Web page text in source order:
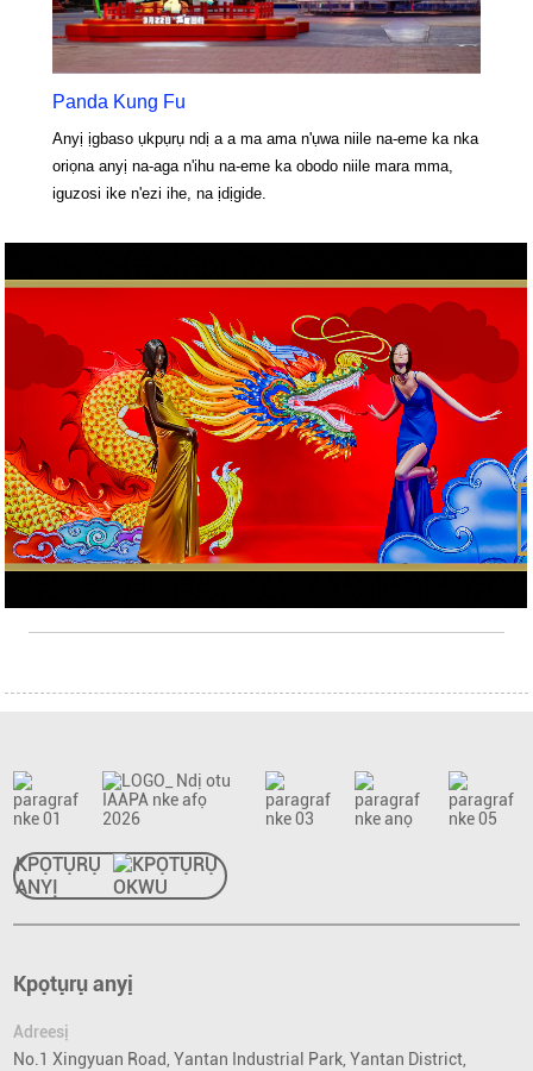
Panda Kung Fu
Anyị ịgbaso ụkpụrụ ndị a a ma ama n'ụwa niile na-eme ka nka
oriọna anyị na-aga n'ihu na-eme ka obodo niile mara mma,
iguzosi ike n'ezi ihe, na ịdịgide.
KPỌTỤRỤ
ANYỊ
Kpọtụrụ anyị
Adreesị
No.1 Xingyuan Road, Yantan Industrial Park, Yantan District,